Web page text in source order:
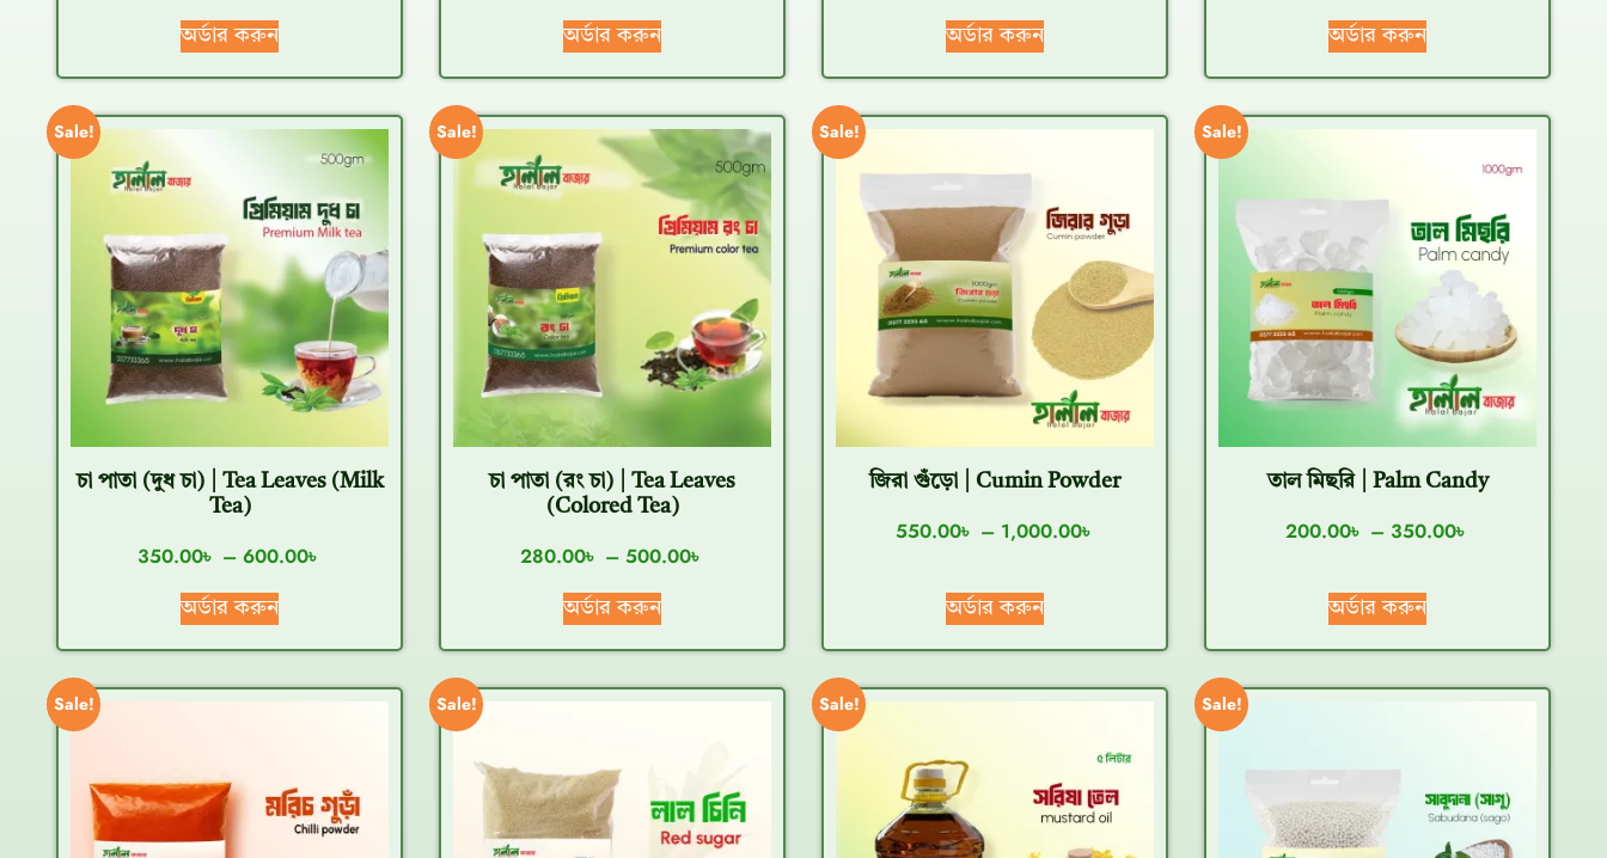
অর্ডার করুন অর্ডার করুন অর্ডার করুন অর্ডার করুন
Sale!
চা পাতা (দুধ চা) | Tea Leaves (milk
Tea)
350.00৳ – 600.00৳
অর্ডার করুন
Sale!
চা পাতা (রং চা) | Tea Leaves
(Colored Tea)
280.00৳ – 500.00৳
অর্ডার করুন
Sale!
জিরা গুঁড়ো | Cumin Powder
550.00৳ – 1,000.00৳
অর্ডার করুন
Sale!
তাল মিছরি | Palm Candy
200.00৳ – 350.00৳
অর্ডার করুন
Sale! Sale! Sale! Sale!